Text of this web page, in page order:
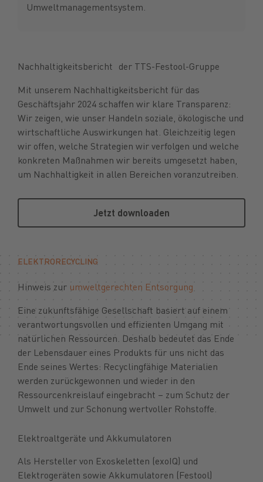
Umweltmanagementsystem.
Nachhaltigkeitsbericht der TTS-Festool-Gruppe
Mit unserem Nachhaltigkeitsbericht für das
Geschäftsjahr 2024 schaffen wir klare Transparenz:
Wir zeigen, wie unser Handeln soziale, ökologische und
wirtschaftliche Auswirkungen hat. Gleichzeitig legen
wir offen, welche Strategien wir verfolgen und welche
konkreten Maßnahmen wir bereits umgesetzt haben,
um Nachhaltigkeit in allen Bereichen voranzutreiben.
Jetzt downloaden
ELEKTRORECYCLING
Hinweis zur umweltgerechten Entsorgung
Eine zukunftsfähige Gesellschaft basiert auf einem
verantwortungsvollen und effizienten Umgang mit
natürlichen Ressourcen. Deshalb bedeutet das Ende
der Lebensdauer eines Produkts für uns nicht das
Ende seines Wertes: Recyclingfähige Materialien
werden zurückgewonnen und wieder in den
Ressourcenkreislauf eingebracht – zum Schutz der
Umwelt und zur Schonung wertvoller Rohstoffe.
Elektroaltgeräte und Akkumulatoren
Als Hersteller von Exoskeletten (exoIQ) und
Elektrogeräten sowie Akkumulatoren (Festool)